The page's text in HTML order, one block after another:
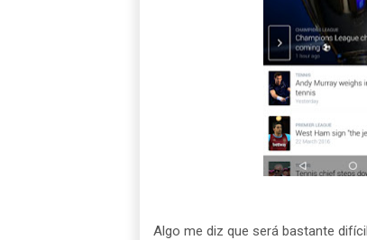
Algo me diz que será bastante